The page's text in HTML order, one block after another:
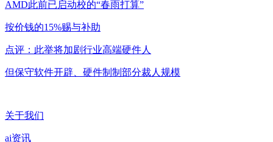
AMD此前已启动校的“春雨打算”
按价钱的15%赐与补助
点评：此举将加剧行业高端硬件人
但保守软件开辟、硬件制制部分裁人规模
关于我们
ai资讯